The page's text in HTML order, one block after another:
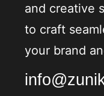
and creative
to craft
your brand